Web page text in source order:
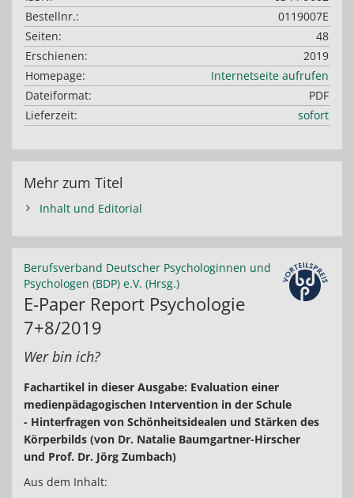
Bestellnr.:
0119007E
Seiten:
48
Erschienen:
2019
Homepage:
Internetseite aufrufen
Dateiformat:
PDF
Lieferzeit:
sofort
Mehr zum Titel
Inhalt und Editorial
Berufsverband Deutscher Psychologinnen und
Psychologen (BDP) e.V. (Hrsg.)
E-Paper Report Psychologie
7+8/2019
Wer bin ich?
Fachartikel in dieser Ausgabe: Evaluation einer
medienpädagogischen Intervention in der Schule
- Hinterfragen von Schönheitsidealen und Stärken des
Körperbilds (von Dr. Natalie Baumgartner-Hirscher
und Prof. Dr. Jörg Zumbach)
Aus dem Inhalt: